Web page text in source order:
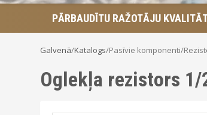
PĀRBAUDĪTU RAŽOTĀJU
Galvenā/Katalogs/Pasīvie komponenti/
Oglekļa rezistors 1/